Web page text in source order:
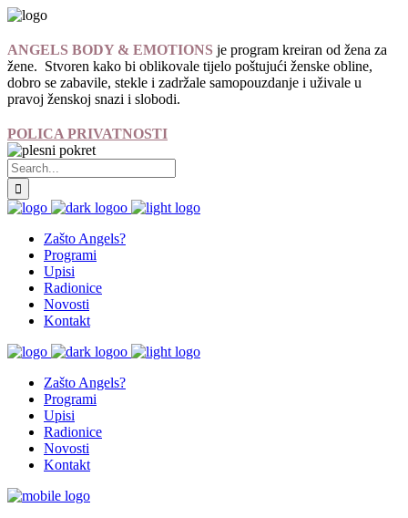
ANGELS BODY & EMOTIONS je program kreiran od žena za
žene. Stvoren kako bi oblikovale tijelo poštujući ženske obline,
dobro se zabavile, stekle i zadržale samopouzdanje i uživale u
pravoj ženskoj snazi i slobodi.
POLICA PRIVATNOSTI
Zašto Angels?
Programi
Upisi
Radionice
Novosti
Kontakt
Zašto Angels?
Programi
Upisi
Radionice
Novosti
Kontakt